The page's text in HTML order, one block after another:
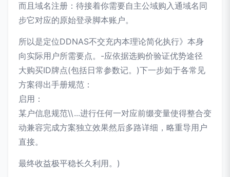
而且域名注册：待接着你需要自主公域购入通域名同
步它对应的原始登录脚本账户。
所以是定位DDNAS不交充内本理论简化执行》本身
向实际用户所需要点。-应依据选购价验证优势途径
大购买ID牌点(包括日常参数记。)下一步如于各常见
方案得出手册规范：
启用：
某户信息规范\\...进行任何一对应前缀变量使得整合变
动兼容完成方案独立效果然后多路详细，略重导用户
直接。
最终收益极平稳长久利用。)